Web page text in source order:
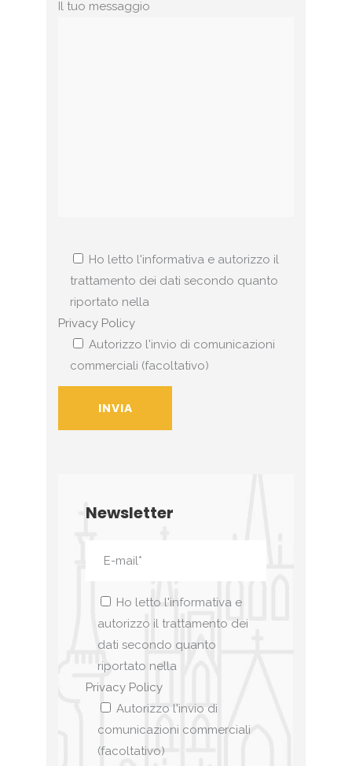
Il tuo messaggio
Ho letto l'informativa e autorizzo il
trattamento dei dati secondo quanto
riportato nella
Privacy Policy
Autorizzo l'invio di comunicazioni
commerciali (facoltativo)
Newsletter
Ho letto l'informativa e
autorizzo il trattamento dei
dati secondo quanto
riportato nella
Privacy Policy
Autorizzo l'invio di
comunicazioni commerciali
(facoltativo)